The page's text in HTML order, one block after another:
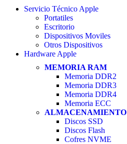
Servicio Técnico Apple
Portatiles
Escritorio
Dispositivos Moviles
Otros Dispositivos
Hardware Apple
MEMORIA RAM
Memoria DDR2
Memoria DDR3
Memoria DDR4
Memoria ECC
ALMACENAMIENTO
Discos SSD
Discos Flash
Cofres NVME